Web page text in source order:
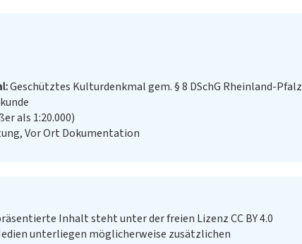
Geschütztes Kulturdenkmal gem. § 8 DSchG Rheinland-Pfalz
als 1:20.000)
Vor Ort Dokumentation
Inhalt steht unter der freien Lizenz CC BY 4.0
unterliegen möglicherweise zusätzlichen